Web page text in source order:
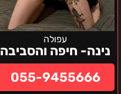
עפולה
נינה- חיפה והסביבה
055-9455666